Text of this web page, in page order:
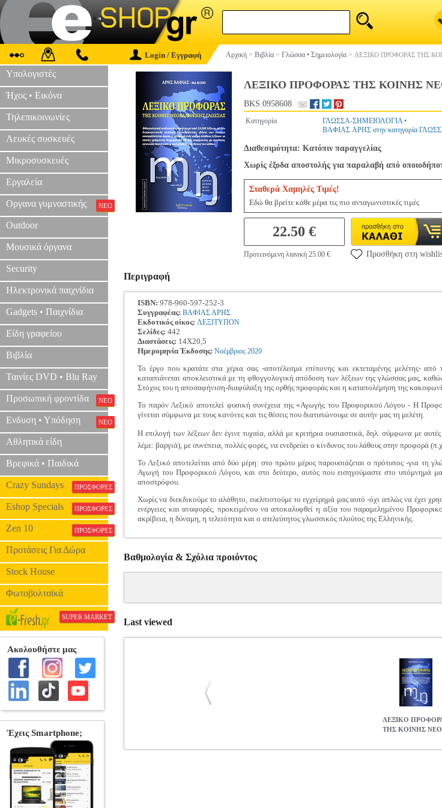
Login / Εγγραφή Αρχική > Βιβλία > Γλώσσα • Σημειολογία > ΛΕΞΙΚΟ ΠΡΟΦΟΡΑΣ ΤΗΣ
Υπολογιστές
Ήχος • Εικόνα
Τηλεπικοινωνίες
Λευκές συσκευές
Μικροσυσκευές
Εργαλεία
Οργανα γυμναστικής ΝΕΟ
Outdoor
Μουσικά όργανα
Security
Ηλεκτρονικά παιχνίδια
Gadgets • Παιχνίδια
Είδη γραφείου
Βιβλία
Ταινίες DVD • Blu Ray
Προσωπική φροντίδα ΝΕΟ
Ενδυση • Υπόδηση ΝΕΟ
Αθλητικά είδη
Βρεφικά • Παιδικά
Crazy Sundays ΠΡΟΣΦΟΡΕΣ
Eshop Specials ΠΡΟΣΦΟΡΕΣ
Zen 10 ΠΡΟΣΦΟΡΕΣ
Προτάσεις Για Δώρα
Stock House
Φωτοβολταϊκά
SUPER MARKET
ΛΕΞΙΚΟ ΠΡΟΦΟΡΑΣ ΤΗΣ ΚΟΙΝΗΣ
BKS.0958608
Κατηγορία ΓΛΩΣΣΑ-ΣΗΜΕΙΟΛΟΓΙΑ•
ΒΑΦΙΑΣ ΑΡΗΣ στην κατηγορία
Διαθεσιμότητα: Κατόπιν παραγγελίας
Χωρίς έξοδα αποστολής για παραλαβή από
Σταθερά Χαμηλές Τιμές!
Εδώ θα βρείτε κάθε μέρα τις πιο ανταγωνιστικές τιμές
22.50 €
Προτεινόμενη λιανική 25.00 € Προσθήκη στη
Περιγραφή
ISBN: 978-960-597-252-3
Συγγραφέας: ΒΑΦΙΑΣ ΑΡΗΣ
Εκδοτικός οίκος: ΛΕΞΙΤΥΠΟΝ
Σελίδες: 442
Διαστάσεις: 14Χ20,5
Ημερομηνία Έκδοσης: Νοέμβριος 2020
Το έργο που κρατάτε στα χέρια σας -αποτέλεσμα επίπονης και εκτεταμένης μελέτης-
καταπιάνεται αποκλειστικά με τη φθογγολογική απόδοση των λέξεων της γλώσσας μας,
Στόχος του η αποσαφήνιση-διαφύλαξη της ορθής προφοράς και η καταπολέμηση της
Το παρόν Λεξικό αποτελεί φυσική συνέχεια της «Αγωγής του Προφορικού Λόγου - Η
γίνεται σύμφωνα με τους κανόνες και τις θέσεις που διατυπώνουμε σε αυτήν μας τη μελέτη.
Η επιλογή των λέξεων δεν έγινε τυχαία, αλλά με κριτήρια ουσιαστικά, δηλ. σύμφωνα με
λέμε: βαργιά), με συνέπεια, πολλές φορές, να ενεδρεύει ο κίνδυνος του λάθους στην προφορά
Το Λεξικό αποτελείται από δύο μέρη: στο πρώτο μέρος παρουσιάζεται ο πρότυπος -για
Αγωγή του Προφορικού Λόγου, και στο δεύτερο, αυτός που εισηγούμαστε στο υπόμνημά
αποστρόφου.
Χωρίς να διεκδικούμε το αλάθητο, ευελπιστούμε το εγχείρημά μας αυτό -όχι απλώς να έχει
ενέργειες και αναφορές, προκειμένου να αποκαλυφθεί η αξία του παραμελημένου
ακρίβεια, η δύναμη, η τελειότητα και ο ατελεύτητος γλωσσικός πλούτος της Ελληνικής.
Βαθμολογία & Σχόλια προιόντος
Last viewed
ΛΕΞΙΚΟ
ΤΗΣ ΚΟΙΝΗΣ